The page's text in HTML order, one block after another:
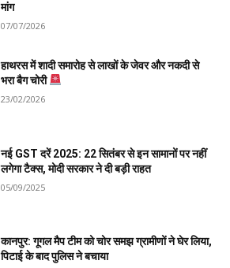
मांग
07/07/2026
हाथरस में शादी समारोह से लाखों के जेवर और नकदी से
भरा बैग चोरी
23/02/2026
नई GST दरें 2025: 22 सितंबर से इन सामानों पर नहीं
लगेगा टैक्स, मोदी सरकार ने दी बड़ी राहत
05/09/2025
कानपुर: गूगल मैप टीम को चोर समझ ग्रामीणों ने घेर लिया,
पिटाई के बाद पुलिस ने बचाया